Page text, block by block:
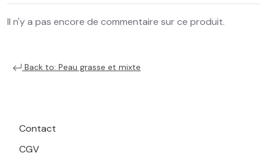
Il n'y a pas encore de commentaire sur ce produit.
Back to: Peau grasse et mixte
Contact
CGV